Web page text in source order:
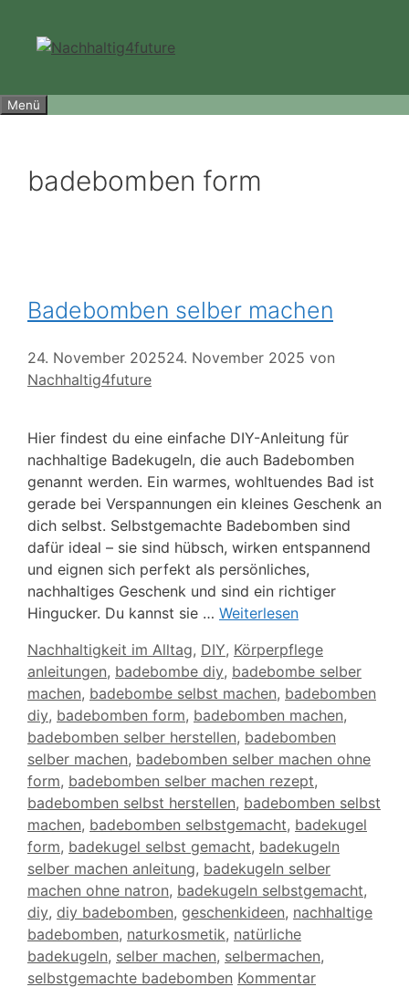
springen
Menü
badebomben form
Badebomben selber machen
24. November 202524. November 2025 von
Nachhaltig4future
Hier findest du eine einfache DIY-Anleitung für
nachhaltige Badekugeln, die auch Badebomben
genannt werden. Ein warmes, wohltuendes Bad ist
gerade bei Verspannungen ein kleines Geschenk an
dich selbst. Selbstgemachte Badebomben sind
dafür ideal – sie sind hübsch, wirken entspannend
und eignen sich perfekt als persönliches,
nachhaltiges Geschenk und sind ein richtiger
Hingucker. Du kannst sie … Weiterlesen
Kategorien
Nachhaltigkeit im Alltag, DIY, Körperpflege
Schlagwörter
anleitungen, badebombe diy, badebombe selber
machen, badebombe selbst machen, badebomben
diy, badebomben form, badebomben machen,
badebomben selber herstellen, badebomben
selber machen, badebomben selber machen ohne
form, badebomben selber machen rezept,
badebomben selbst herstellen, badebomben selbst
machen, badebomben selbstgemacht, badekugel
form, badekugel selbst gemacht, badekugeln
selber machen anleitung, badekugeln selber
machen ohne natron, badekugeln selbstgemacht,
diy, diy badebomben, geschenkideen, nachhaltige
badebomben, naturkosmetik, natürliche
badekugeln, selber machen, selbermachen,
selbstgemachte badebomben Kommentar